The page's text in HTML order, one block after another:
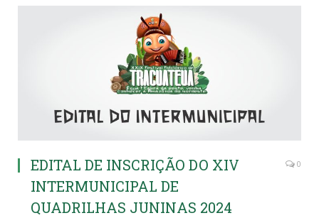
EDITAL DE INSCRIÇÃO DO XIV
INTERMUNICIPAL DE
QUADRILHAS JUNINAS 2024
0